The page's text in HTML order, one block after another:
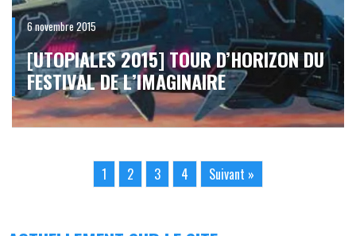
6 novembre 2015
[UTOPIALES 2015] TOUR D’HORIZON DU
FESTIVAL DE L’IMAGINAIRE
1 2 3 4 Suivant »